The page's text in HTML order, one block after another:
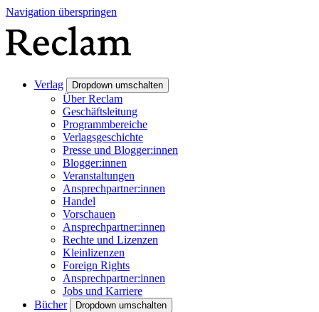
Navigation überspringen
Verlag Dropdown umschalten
Über Reclam
Geschäftsleitung
Programmbereiche
Verlagsgeschichte
Presse und Blogger:innen
Blogger:innen
Veranstaltungen
Ansprechpartner:innen
Handel
Vorschauen
Ansprechpartner:innen
Rechte und Lizenzen
Kleinlizenzen
Foreign Rights
Ansprechpartner:innen
Jobs und Karriere
Bücher
Dropdown umschalten